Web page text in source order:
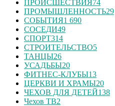
ПРОИСШЕСТВИЯ74
ПРОМЫШЛЕННОСТЬ29
СОБЫТИЯ1 690
СОСЕДИ49
СПОРТ314
СТРОИТЕЛЬСТВО5
ТАНЦЫ26
УСАДЬБЫ20
ФИТНЕС-КЛУБЫ13
ЦЕРКВИ И ХРАМЫ20
ЧЕХОВ ДЛЯ ДЕТЕЙ138
Чехов ТВ2